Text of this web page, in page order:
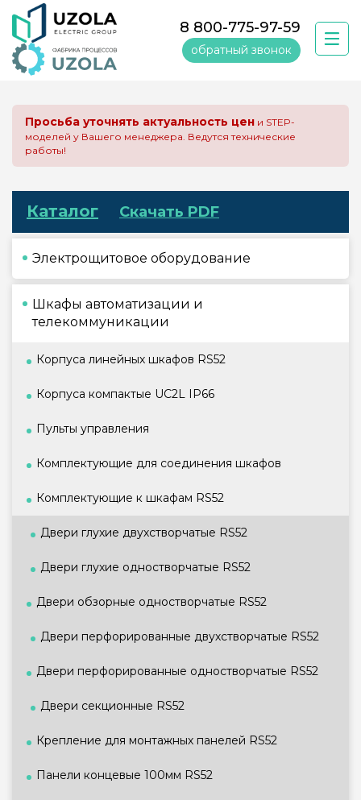
8 800-775-97-59
обратный звонок
Просьба уточнять актуальность цен и STEP-
моделей у Вашего менеджера. Ведутся технические
работы!
Каталог Скачать PDF
Электрощитовое оборудование
Шкафы автоматизации и
телекоммуникации
Корпуса линейных шкафов RS52
Корпуса компактые UC2L IP66
Пульты управления
Комплектующие для соединения шкафов
Комплектующие к шкафам RS52
Двери глухие двухстворчатые RS52
Двери глухие одностворчатые RS52
Двери обзорные одностворчатые RS52
Двери перфорированные двухстворчатые RS52
Двери перфорированные одностворчатые RS52
Двери секционные RS52
Крепление для монтажных панелей RS52
Панели концевые 100мм RS52